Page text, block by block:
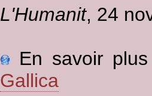
L'Humanit, 24
En savoir
Gallica